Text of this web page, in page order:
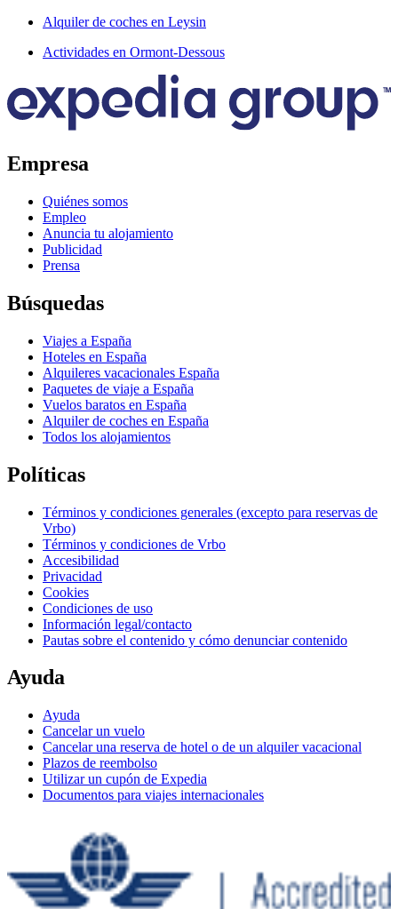
Alquiler de coches en Leysin
Actividades en Ormont-Dessous
Empresa
Quiénes somos
Empleo
Anuncia tu alojamiento
Publicidad
Prensa
Búsquedas
Viajes a España
Hoteles en España
Alquileres vacacionales España
Paquetes de viaje a España
Vuelos baratos en España
Alquiler de coches en España
Todos los alojamientos
Políticas
Términos y condiciones generales (excepto para reservas de
Vrbo)
Términos y condiciones de Vrbo
Accesibilidad
Privacidad
Cookies
Condiciones de uso
Información legal/contacto
Pautas sobre el contenido y cómo denunciar contenido
Ayuda
Ayuda
Cancelar un vuelo
Cancelar una reserva de hotel o de un alquiler vacacional
Plazos de reembolso
Utilizar un cupón de Expedia
Documentos para viajes internacionales